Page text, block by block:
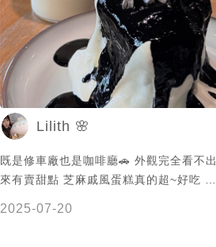
Lilith 🌸
既是修車廠也是咖啡廳🚗 外觀完全看不出
來有賣甜點 芝麻戚風蛋糕真的超~好吃 #
2025-07-20